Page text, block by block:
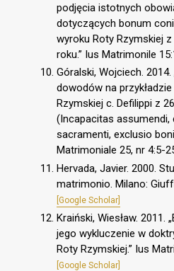
podjęcia istotnych
dotyczących bonum
wyroku Roty Rzymskiej
roku.” Ius Matrimonile
Góralski, Wojciech.
dowodów na
Rzymskiej c. Defilippi z
(Incapacitas assumendi,
sacramenti, exclusio
Matrimoniale 25, nr 4:5-
Hervada, Javier. 2000.
matrimonio. Milano:
[Google Scholar]
Kraiński, Wiesław. 2011.
jego wykluczenie w
Roty Rzymskiej.” Ius
[Google Scholar]